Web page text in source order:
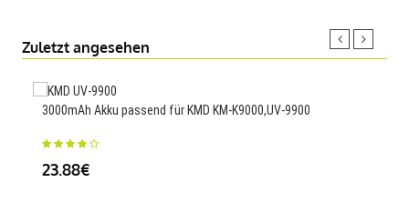
Zuletzt angesehen
3000mAh Akku passend für KMD KM-K9000,UV-9900
23.88€